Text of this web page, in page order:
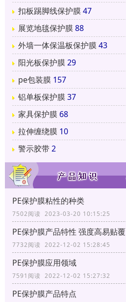
扣板踢脚线保护膜47
展览地毯保护膜88
外墙一体保温板保护膜43
阳光板保护膜29
pe包装膜 157
铝单板保护膜37
家具保护膜 68
拉伸缠绕膜 10
警示胶带2
PE保护膜粘性的种类
7502阅读 2023-03-20 10:15:25
PE保护膜产品特性 强度高易贴覆
7732阅读 2022-12-02 15:28:45
PE保护膜应用领域
7591阅读 2022-12-02 15:27:32
PE保护膜产品特点